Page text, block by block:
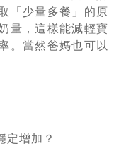
「少量多餐」的原
量，這樣能減輕寶
。當然爸媽也可以
定增加？